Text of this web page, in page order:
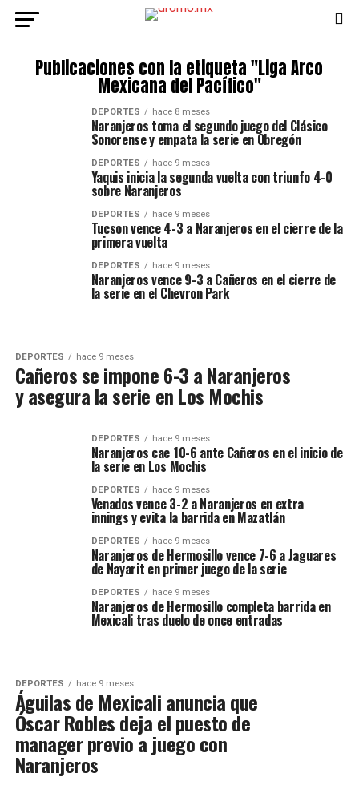
Publicaciones con la etiqueta "Liga Arco
Mexicana del Pacífico"
DEPORTES hace 8 meses
Naranjeros toma el segundo juego del Clásico
Sonorense y empata la serie en Obregón
DEPORTES hace 9 meses
Yaquis inicia la segunda vuelta con triunfo 4-0
sobre Naranjeros
DEPORTES hace 9 meses
Tucson vence 4-3 a Naranjeros en el cierre de la
primera vuelta
DEPORTES hace 9 meses
Naranjeros vence 9-3 a Cañeros en el cierre de
la serie en el Chevron Park
DEPORTES hace 9 meses
Cañeros se impone 6-3 a Naranjeros
y asegura la serie en Los Mochis
DEPORTES hace 9 meses
Naranjeros cae 10-6 ante Cañeros en el inicio de
la serie en Los Mochis
DEPORTES hace 9 meses
Venados vence 3-2 a Naranjeros en extra
innings y evita la barrida en Mazatlán
DEPORTES hace 9 meses
Naranjeros de Hermosillo vence 7-6 a Jaguares
de Nayarit en primer juego de la serie
DEPORTES hace 9 meses
Naranjeros de Hermosillo completa barrida en
Mexicali tras duelo de once entradas
DEPORTES hace 9 meses
Águilas de Mexicali anuncia que
Óscar Robles deja el puesto de
manager previo a juego con
Naranjeros